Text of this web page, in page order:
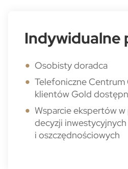
Indywidualne
Osobisty doradca
Telefoniczne Centrum
klientów Gold
Wsparcie ekspertów
decyzji inwestycyjnych
i oszczędnościowych